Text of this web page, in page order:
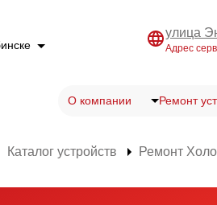
улица
Адрес
О компании Ремонт
Каталог устройств Ремонт